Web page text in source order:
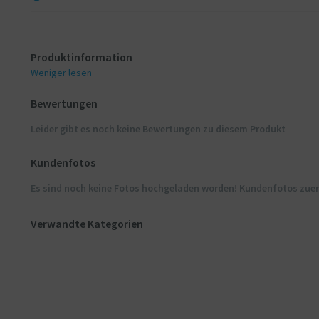
Produktinformation
Weniger lesen
Bewertungen
Leider gibt es noch keine Bewertungen zu diesem Produkt
Kundenfotos
Es sind noch keine Fotos hochgeladen worden! Kundenfotos
Verwandte Kategorien